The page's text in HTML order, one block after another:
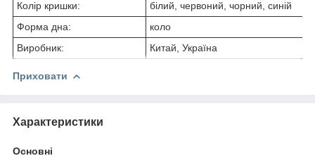
Колір кришки:
білий, червоний, чорний, синій
Форма дна:
коло
Виробник:
Китай, Україна
Приховати
Характеристики
Основні